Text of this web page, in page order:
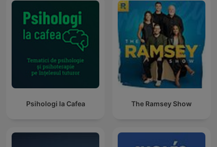
Psihologi la Cafea The Ramsey Show